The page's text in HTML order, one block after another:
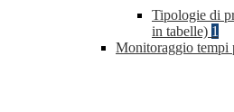
Tipologie di
in tabelle) 1
Monitoraggio tempi